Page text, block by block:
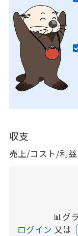
収支
売上/コスト/利益
📊グ
ログイン 又は